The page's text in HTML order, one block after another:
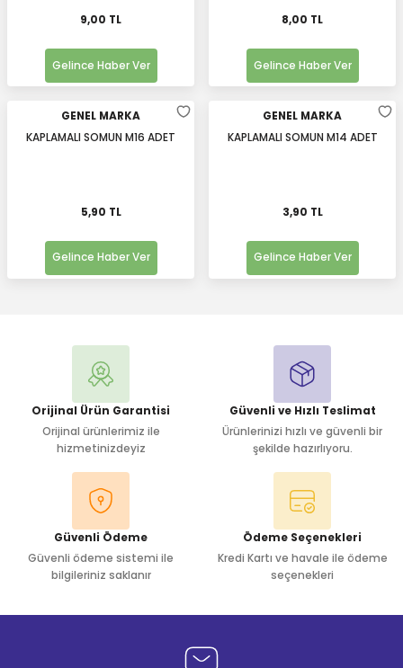
9,00 TL
Gelince Haber Ver
8,00 TL
Gelince Haber Ver
GENEL MARKA
KAPLAMALI SOMUN M16 ADET
5,90 TL
Gelince Haber Ver
GENEL MARKA
KAPLAMALI SOMUN M14 ADET
3,90 TL
Gelince Haber Ver
Orijinal Ürün Garantisi
Orijinal ürünlerimiz ile
hizmetinizdeyiz
Güvenli ve Hızlı Teslimat
Ürünlerinizi hızlı ve güvenli bir
şekilde hazırlıyoru.
Güvenli Ödeme
Güvenli ödeme sistemi ile
bilgileriniz saklanır
Ödeme Seçenekleri
Kredi Kartı ve havale ile ödeme
seçenekleri